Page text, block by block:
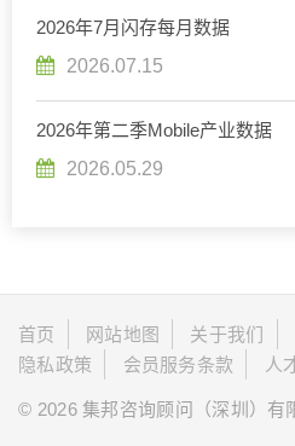
2026年7月闪存每月数据
2026.07.15
2026年第二季Mobile产业数据
2026.05.29
首页 网站地图 关于我们
隐私政策
会员服务条款 人
© 2026 集邦咨询顾问（深圳）有